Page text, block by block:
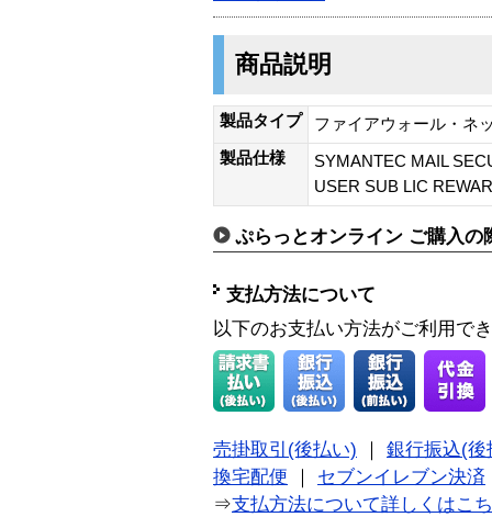
商品説明
製品タイプ
ファイアウォール・ネ
製品仕様
SYMANTEC MAIL
USER SUB LIC
ぷらっとオンライン ご購入の
支払方法について
以下のお支払い方法がご利用で
売掛取引(後払い)
銀行振込(後
換宅配便
セブンイレブン決済
⇒支払方法について詳しくはこ